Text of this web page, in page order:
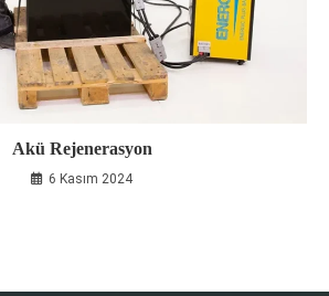
Akü Rejenerasyon
6 Kasım 2024